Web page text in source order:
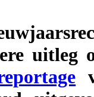
uitleg